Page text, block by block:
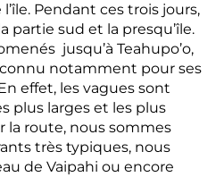
Pendant ces trois jours,
partie sud et la presqu’île.
jusqu’à Teahupo’o,
notamment pour ses
effet, les vagues sont
plus larges et les plus
la route, nous sommes
très typiques, nous
de Vaipahi ou encore